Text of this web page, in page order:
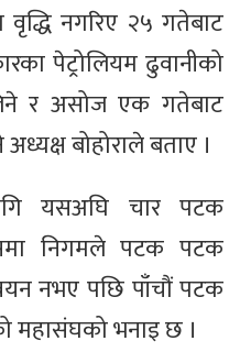
नगरिए २५ गतेबाट
पेट्रोलियम ढुवानीको
र असोज एक गतेबाट
बोहोराले बताए ।
यसअघि चार पटक
निगमले पटक पटक
नभए पछि पाँचौं पटक
महासंघको भनाइ छ ।